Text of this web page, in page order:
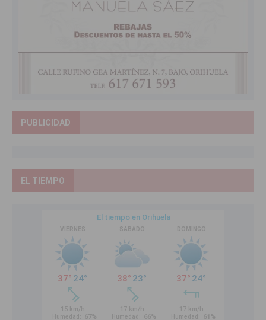
PUBLICIDAD
EL TIEMPO